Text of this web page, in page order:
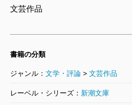
文芸作品
書籍の分類
ジャンル： 文学・評論 > 文芸作品
レーベル・シリーズ： 新潮文庫